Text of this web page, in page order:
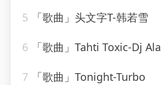
5 「歌曲」头文字T-韩若雪
6 「歌曲」Tahti Toxic-Dj Aladdinn、Saint
7 「歌曲」Tonight-Turbo